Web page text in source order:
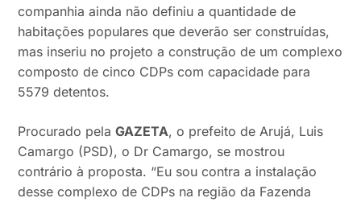
companhia ainda não definiu a quantidade de
habitações populares que deverão ser construídas,
mas inseriu no projeto a construção de um complexo
composto de cinco CDPs com capacidade para
5579 detentos.
Procurado pelaGAZETA, o prefeito de Arujá, Luis
Camargo (PSD), o Dr Camargo, se mostrou
contrário à proposta. “Eu sou contra a instalação
desse complexo de CDPs na região da Fazenda